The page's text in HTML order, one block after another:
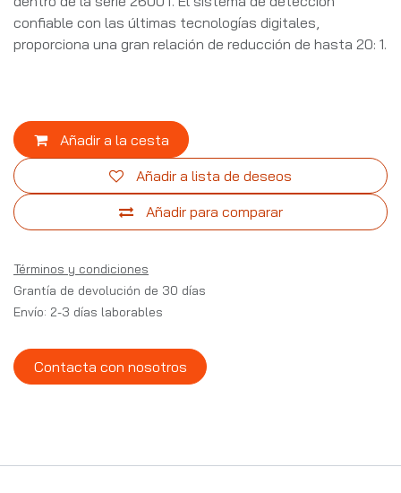
confiable con las últimas tecnologías digitales,
proporciona una gran relación de reducción de hasta 20: 1.
Añadir a la cesta
Añadir para comparar
Añadir a lista de deseos
Términos y condiciones
Grantía de devolución de 30 días
Envío: 2-3 días laborables
Contacta con nosotros